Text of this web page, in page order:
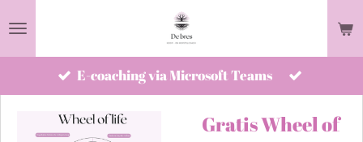
Ga
de
hoofdinhoud
E-coaching via Microsoft Teams
Gratis Wheel of